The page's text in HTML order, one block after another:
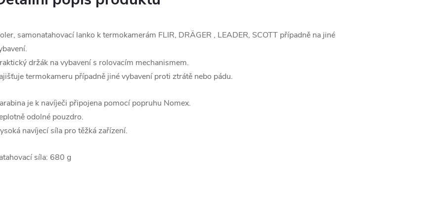
samonatahovací lanko k termokamerám FLIR, DRÄGER , LEADER, SCOTT případně na jiné
držák na vybavení s rolovacím mechanismem.
termokameru případně jiné vybavení proti ztrátě nebo pádu.
je k navíječi připojena pomocí popruhu Nomex.
odolné pouzdro.
navíjecí síla pro těžká zařízení.
síla: 680 g